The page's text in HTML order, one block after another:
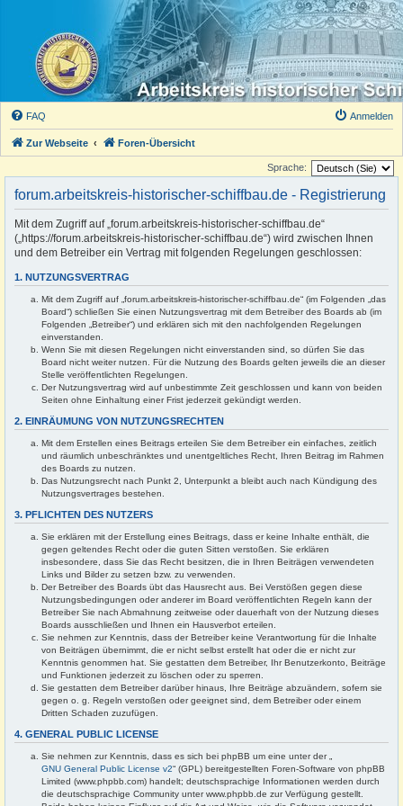
FAQ Anmelden
Zur Webseite Foren-Übersicht
Sprache:
forum.arbeitskreis-historischer-schiffbau.de - Registrierung
Mit dem Zugriff auf „forum.arbeitskreis-historischer-schiffbau.de“
(„https://forum.arbeitskreis-historischer-schiffbau.de“) wird zwischen Ihnen
und dem Betreiber ein Vertrag mit folgenden Regelungen geschlossen:
1. NUTZUNGSVERTRAG
Mit dem Zugriff auf „forum.arbeitskreis-historischer-schiffbau.de“ (im Folgenden „das
Board“) schließen Sie einen Nutzungsvertrag mit dem Betreiber des Boards ab (im
Folgenden „Betreiber“) und erklären sich mit den nachfolgenden Regelungen
einverstanden.
Wenn Sie mit diesen Regelungen nicht einverstanden sind, so dürfen Sie das
Board nicht weiter nutzen. Für die Nutzung des Boards gelten jeweils die an dieser
Stelle veröffentlichten Regelungen.
Der Nutzungsvertrag wird auf unbestimmte Zeit geschlossen und kann von beiden
Seiten ohne Einhaltung einer Frist jederzeit gekündigt werden.
2. EINRÄUMUNG VON NUTZUNGSRECHTEN
Mit dem Erstellen eines Beitrags erteilen Sie dem Betreiber ein einfaches, zeitlich
und räumlich unbeschränktes und unentgeltliches Recht, Ihren Beitrag im Rahmen
des Boards zu nutzen.
Das Nutzungsrecht nach Punkt 2, Unterpunkt a bleibt auch nach Kündigung des
Nutzungsvertrages bestehen.
3. PFLICHTEN DES NUTZERS
Sie erklären mit der Erstellung eines Beitrags, dass er keine Inhalte enthält, die
gegen geltendes Recht oder die guten Sitten verstoßen. Sie erklären
insbesondere, dass Sie das Recht besitzen, die in Ihren Beiträgen verwendeten
Links und Bilder zu setzen bzw. zu verwenden.
Der Betreiber des Boards übt das Hausrecht aus. Bei Verstößen gegen diese
Nutzungsbedingungen oder anderer im Board veröffentlichten Regeln kann der
Betreiber Sie nach Abmahnung zeitweise oder dauerhaft von der Nutzung dieses
Boards ausschließen und Ihnen ein Hausverbot erteilen.
Sie nehmen zur Kenntnis, dass der Betreiber keine Verantwortung für die Inhalte
von Beiträgen übernimmt, die er nicht selbst erstellt hat oder die er nicht zur
Kenntnis genommen hat. Sie gestatten dem Betreiber, Ihr Benutzerkonto, Beiträge
und Funktionen jederzeit zu löschen oder zu sperren.
Sie gestatten dem Betreiber darüber hinaus, Ihre Beiträge abzuändern, sofern sie
gegen o. g. Regeln verstoßen oder geeignet sind, dem Betreiber oder einem
Dritten Schaden zuzufügen.
4. GENERAL PUBLIC LICENSE
Sie nehmen zur Kenntnis, dass es sich bei phpBB um eine unter der „
GNU General Public License v2“ (GPL) bereitgestellten Foren-Software von phpBB
Limited (www.phpbb.com) handelt; deutschsprachige Informationen werden durch
die deutschsprachige Community unter www.phpbb.de zur Verfügung gestellt.